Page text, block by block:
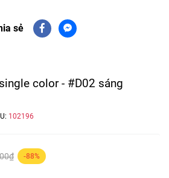
sẻ
color - #D02 sáng
102196
-88%